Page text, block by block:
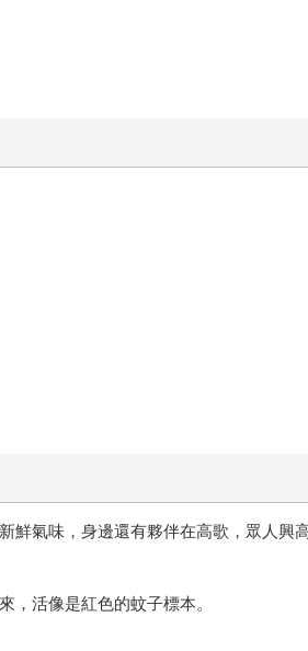
鮮氣味，身邊還有夥伴在高歌，眾人興
，活像是紅色的蚊子標本。